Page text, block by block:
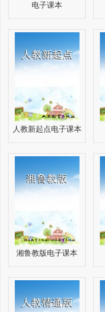
电子课本
人教新起点电子课本
湘鲁教版电子课本